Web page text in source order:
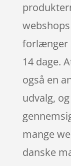
forlænger
14 dage.
også en
udvalg,
mange
danske